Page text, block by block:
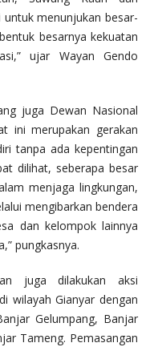
untuk menunjukan besar-
besarnya kekuatan
ujar Wayan Gendo
juga Dewan Nasional
ini merupakan gerakan
tanpa ada kepentingan
dilihat, seberapa besar
menjaga lingkungan,
mengibarkan bendera
dan kelompok lainnya
pungkasnya.
juga dilakukan aksi
wilayah Gianyar dengan
Gelumpang, Banjar
Tameng. Pemasangan